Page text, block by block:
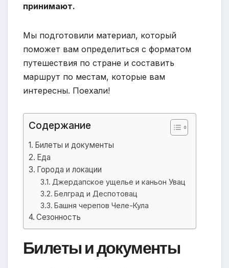
принимают.
Мы подготовили материал, который
поможет вам определиться с форматом
путешествия по стране и составить
маршрут по местам, которые вам
интересны. Поехали!
Содержание
Билеты и документы
Еда
Города и локации
Джердапское ущелье и каньон Увац
Белград и Деспотовац
Башня черепов Челе-Кула
Сезонность
Билеты и документы